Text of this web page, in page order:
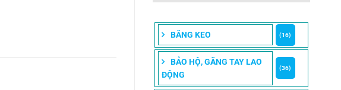
BĂNG KEO (16)
BẢO HỘ, GĂNG TAY LAO
ĐỘNG
(36)